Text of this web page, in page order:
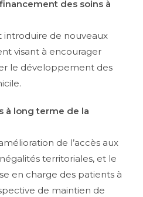
des soins à
introduire de nouveaux
visant à encourager
le développement des
à long terme de la
de l’accès aux
territoriales, et le
en charge des patients à
de maintien de